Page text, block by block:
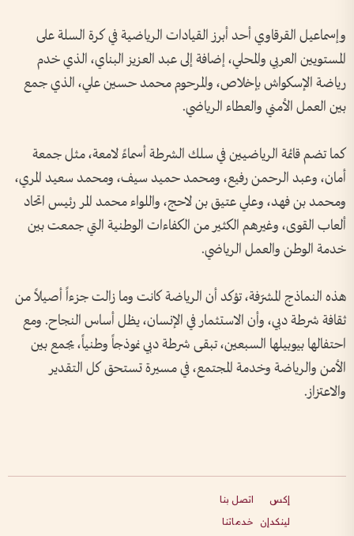
وإسماعيل القرقاوي أحد أبرز القيادات الرياضية في كرة السلة على
المستويين العربي والمحلي، إضافة إلى عبد العزيز البناي، الذي خدم
رياضة الإسكواش بإخلاص، والمرحوم محمد حسين علي، الذي جمع
بين العمل الأمني والعطاء الرياضي.
كما تضم قائمة الرياضيين في سلك الشرطة أسماءً لامعة، مثل جمعة
أمان، وعبد الرحمن رفيع، ومحمد حميد سيف، ومحمد سعيد المري،
ومحمد بن فهد، وعلي عتيق بن لاحج، واللواء محمد المر رئيس اتحاد
ألعاب القوى، وغيرهم الكثير من الكفاءات الوطنية التي جمعت بين
خدمة الوطن والعمل الرياضي.
هذه النماذج المشرّفة، تؤكد أن الرياضة كانت وما زالت جزءاً أصيلاً من
ثقافة شرطة دبي، وأن الاستثمار في الإنسان، يظل أساس النجاح. ومع
احتفالها بيوبيلها السبعين، تبقى شرطة دبي نموذجاً وطنياً، يجمع بين
الأمن والرياضة وخدمة المجتمع، في مسيرة تستحق كل التقدير
والاعتزاز.
إكس
لينكدإن
اتصل بنا
خدماتنا